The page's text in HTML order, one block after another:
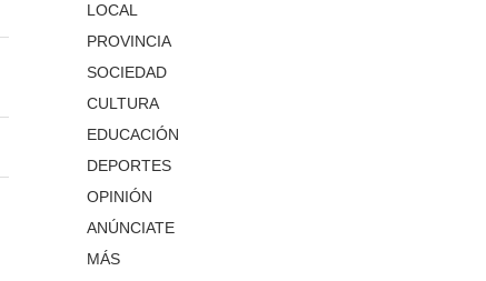
LOCAL
PROVINCIA
SOCIEDAD
CULTURA
EDUCACIÓN
DEPORTES
OPINIÓN
ANÚNCIATE
MÁS